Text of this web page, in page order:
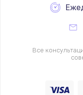
Все